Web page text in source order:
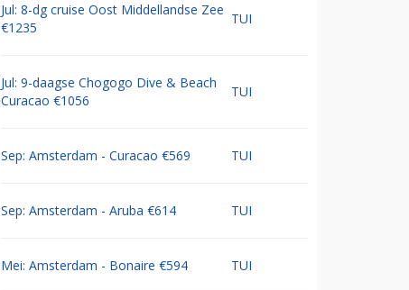
Jul: 8-dg cruise Oost Middellandse Zee
€1235
TUI
Jul: 9-daagse Chogogo Dive & Beach
Curacao €1056
TUI
Sep: Amsterdam - Curacao €569 TUI
Sep: Amsterdam - Aruba €614 TUI
Mei: Amsterdam - Bonaire €594 TUI